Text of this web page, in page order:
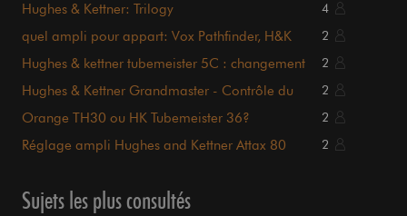
Hughes & Kettner: Trilogy 4
quel ampli pour appart: Vox Pathfinder, H&K
2
Hughes & kettner tubemeister 5C : changement
2
Hughes & Kettner Grandmaster - Contrôle du
2
Orange TH30 ou HK Tubemeister 36? 2
Réglage ampli Hughes and Kettner Attax 80 2
Sujets les plus consultés